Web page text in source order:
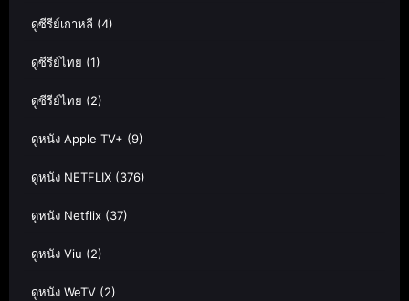
ดูซีรีย์เกาหลี (4)
ดูซีรีย์ไทย (1)
ดูซีรีย์ไทย (2)
ดูหนัง Apple TV+ (9)
ดูหนัง NETFLIX (376)
ดูหนัง Netflix (37)
ดูหนัง Viu (2)
ดูหนัง WeTV (2)